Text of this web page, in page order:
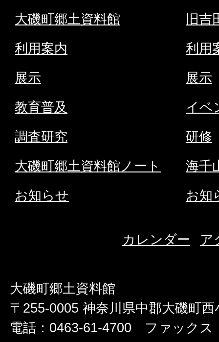
町
の
イ
ト
大磯町郷土資料館
利用案内
展示
教育普及
調査研究
大磯町郷土資料館ノート
お知らせ
旧吉
利用
展示
イベ
研修
海千
お知
カレンダー ア
大磯町郷土資料館
〒255-0005 神奈川県中郡大磯町西
電話：0463-61-4700 ファックス